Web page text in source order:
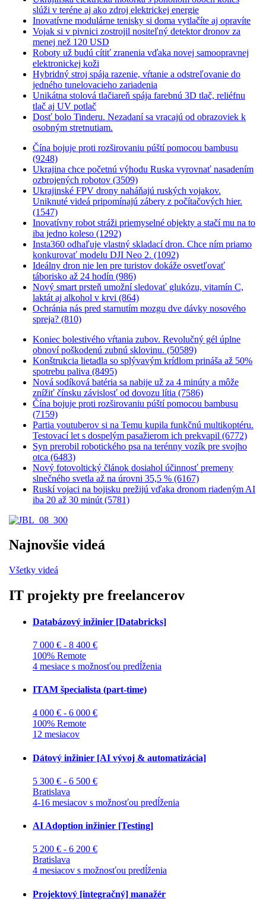
slúži v teréne aj ako zdroj elektrickej energie
Inovatívne modulárne tenisky si doma vytlačíte aj opravíte
Vojak si v pivnici zostrojil nositeľný detektor dronov za
menej než 120 USD
Roboty už budú cítiť zranenia vďaka novej samoopravnej
elektronickej koži
Hybridný stroj spája razenie, vŕtanie a odstreľovanie do
jedného tunelovacieho zariadenia
Unikátna stolová tlačiareň spája farebnú 3D tlač, reliéfnu
tlač aj UV potlač
Dosť bolo Tinderu. Nezadaní sa vracajú od obrazoviek k
osobným stretnutiam.
Čína bojuje proti rozširovaniu púští pomocou bambusu
(9248)
Ukrajina chce početnú výhodu Ruska vyrovnať nasadením
ozbrojených robotov (3509)
Ukrajinské FPV drony naháňajú ruských vojakov.
Uniknuté videá pripomínajú zábery z počítačových hier.
(1547)
Inovatívny robot stráži priemyselné objekty a stačí mu na to
iba jedno koleso (1292)
Insta360 odhaľuje vlastný skladací dron. Chce ním priamo
konkurovať modelu DJI Neo 2. (1092)
Ideálny dron nie len pre turistov dokáže osvetľovať
táborisko až 24 hodín (986)
Nový smart prsteň umožní sledovať glukózu, vitamín C,
laktát aj alkohol v krvi (864)
Ochránia nás pred starnutím mozgu dve dávky nosového
spreja? (810)
Koniec bolestivého vŕtania zubov. Revolučný gél úplne
obnoví poškodenú zubnú sklovinu. (50589)
Konštrukcia lietadla so splývavým krídlom prináša až 50%
spotrebu paliva (8495)
Nová sodíková batéria sa nabije už za 4 minúty a môže
znížiť čínsku závislosť od dovozu lítia (7586)
Čína bojuje proti rozširovaniu púští pomocou bambusu
(7159)
Partia youtuberov si na Temu kupila funkčnú multikoptéru.
Testovací let s dospelým pasažierom ich prekvapil (6772)
Syn prerobil robotického psa na terénny vozík pre svojho
otca (6483)
Nový fotovoltický článok dosiahol účinnosť premeny
slnečného svetla až na úrovni 35,5 % (6167)
Ruskí vojaci na bojisku prežijú vďaka dronom riadeným AI
iba 20 až 30 minút (5781)
Najnovšie videá
Všetky videá
IT projekty pre freelancerov
Databázový inžinier [Databricks]
7 000 € - 8 400 €
100% Remote
4 mesiace s možnosťou predĺženia
ITAM špecialista (part-time)
4 000 € - 6 000 €
100% Remote
12 mesiacov
Dátový inžinier [AI vývoj & automatizácia]
5 300 € - 6 500 €
Bratislava
4-16 mesiacov s možnosťou predĺženia
AI Adoption inžinier [Testing]
5 200 € - 6 200 €
Bratislava
4 mesiacov s možnosťou predĺženia
Projektový [integračný] manažér